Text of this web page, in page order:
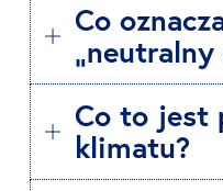
Co
Co to jest
klimatu?